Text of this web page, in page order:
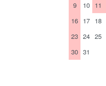
9
10 11
16 17 18
23 24 25
30 31